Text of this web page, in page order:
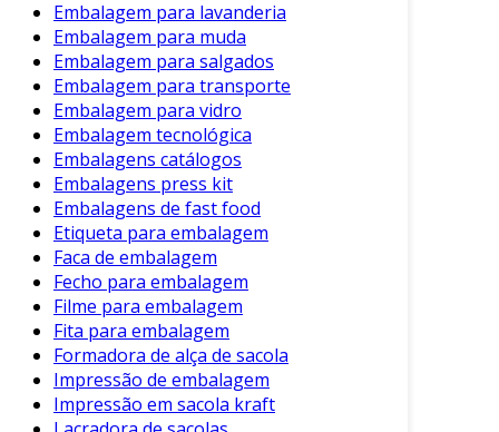
Embalagem para lavanderia
Embalagem para muda
Embalagem para salgados
Embalagem para transporte
Embalagem para vidro
Embalagem tecnológica
Embalagens catálogos
Embalagens press kit
Embalagens de fast food
Etiqueta para embalagem
Faca de embalagem
Fecho para embalagem
Filme para embalagem
Fita para embalagem
Formadora de alça de sacola
Impressão de embalagem
Impressão em sacola kraft